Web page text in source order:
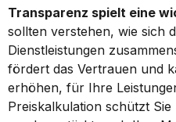
Transparenz spielt eine
sollten verstehen, wie sich
Dienstleistungen
fördert das Vertrauen und
erhöhen, für Ihre
Preiskalkulation schützt